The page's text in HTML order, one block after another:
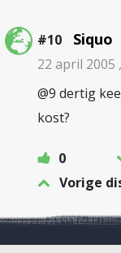
#10 Siquo
22 april 2005
@9 dertig
kost?
0
Vorige